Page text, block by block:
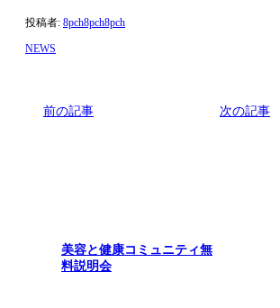
投稿者: 8pch8pch8pch
NEWS
前の記事 次の記事
美容と健康コミュニティ無
料説明会